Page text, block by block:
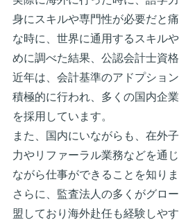
身にスキルや専門性が必要だと
な時に、世界に通用するスキル
めに調べた結果、公認会計士資格
近年は、会計基準のアドプショ
積極的に行われ、多くの国内企
を採用しています。
また、国内にいながらも、在外
力やリファーラル業務などを通
ながら仕事ができることを知りま
さらに、監査法人の多くがグロ
盟しており海外赴任も経験しや